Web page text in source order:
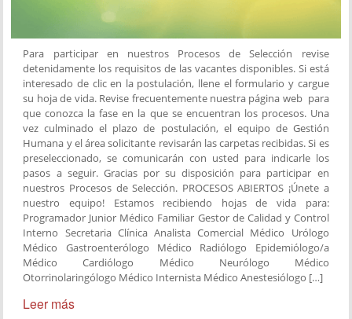
Para participar en nuestros Procesos de Selección revise
detenidamente los requisitos de las vacantes disponibles. Si está
interesado de clic en la postulación, llene el formulario y cargue
su hoja de vida. Revise frecuentemente nuestra página web para
que conozca la fase en la que se encuentran los procesos. Una
vez culminado el plazo de postulación, el equipo de Gestión
Humana y el área solicitante revisarán las carpetas recibidas. Si es
preseleccionado, se comunicarán con usted para indicarle los
pasos a seguir. Gracias por su disposición para participar en
nuestros Procesos de Selección. PROCESOS ABIERTOS ¡Únete a
nuestro equipo! Estamos recibiendo hojas de vida para:
Programador Junior Médico Familiar Gestor de Calidad y Control
Interno Secretaria Clínica Analista Comercial Médico Urólogo
Médico Gastroenterólogo Médico Radiólogo Epidemiólogo/a
Médico Cardiólogo Médico Neurólogo Médico
Otorrinolaringólogo Médico Internista Médico Anestesiólogo […]
Leer más